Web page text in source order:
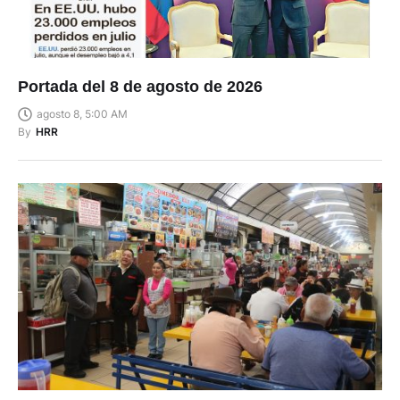
Portada del 8 de agosto de 2026
agosto 8, 5:00 AM
By HRR